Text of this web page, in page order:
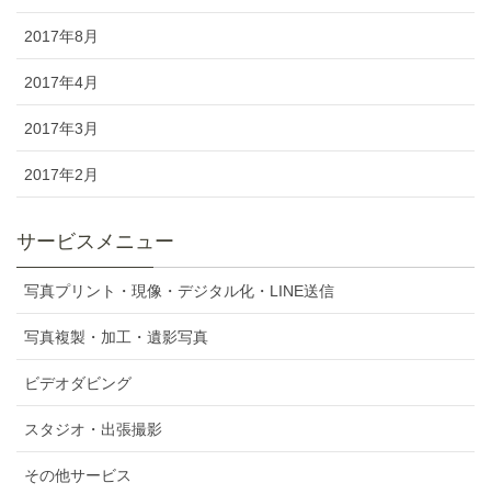
2017年8月
2017年4月
2017年3月
2017年2月
サービスメニュー
写真プリント・現像・デジタル化・LINE送信
写真複製・加工・遺影写真
ビデオダビング
スタジオ・出張撮影
その他サービス